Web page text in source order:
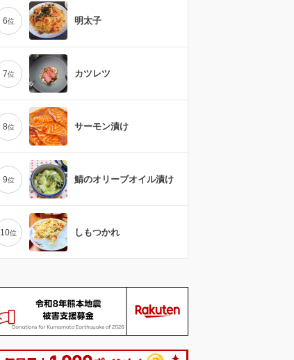
6位 明太子
7位 カツレツ
8位 サーモン漬け
9位 鯖のオリーブオイル漬け
10位 しもつかれ